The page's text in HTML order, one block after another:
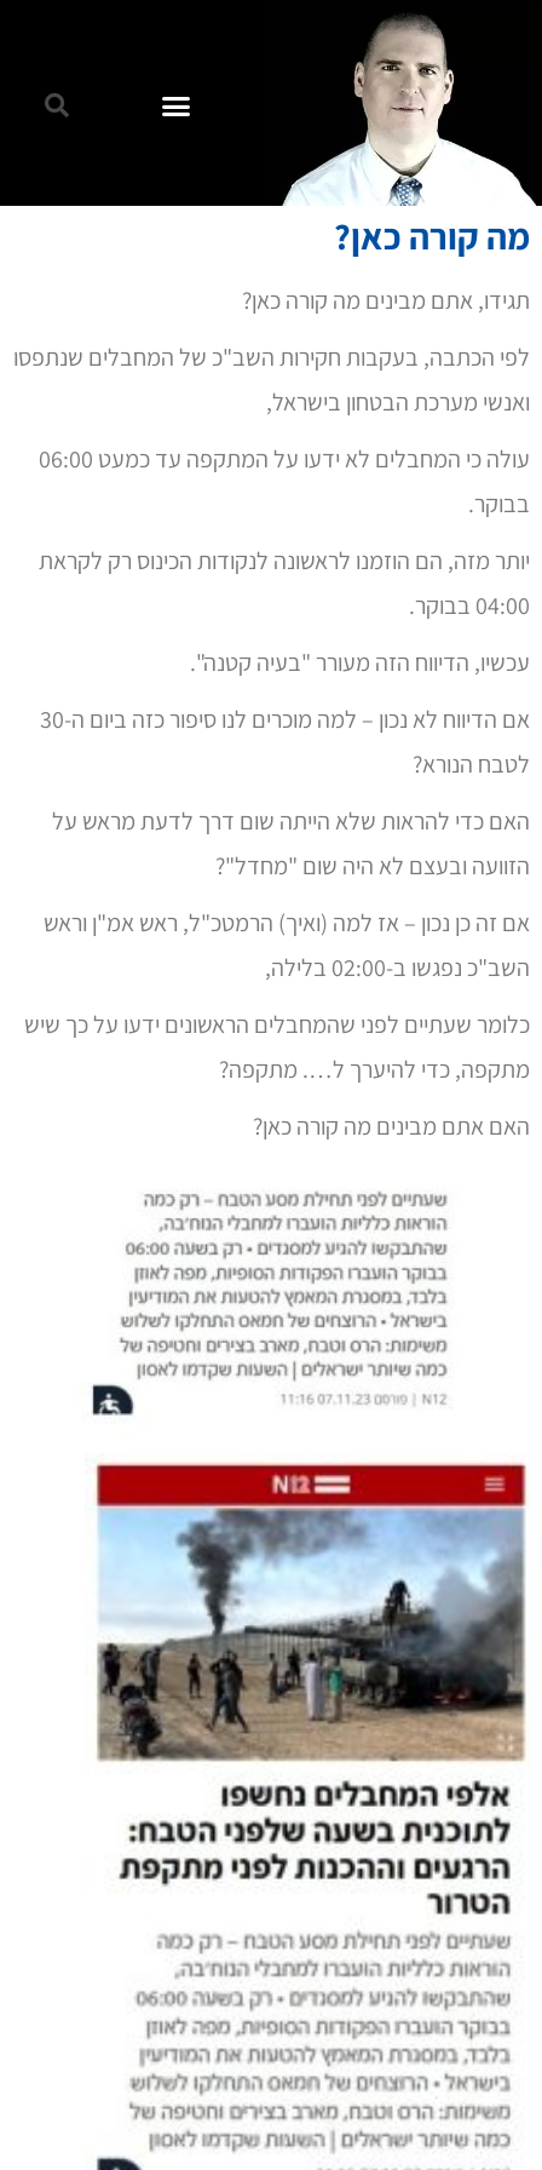
מה קורה כאן?
תגידו, אתם מבינים מה קורה כאן?
לפי הכתבה, בעקבות חקירות השב"כ של המחבלים שנתפסו
ואנשי מערכת הבטחון בישראל,
בבוקר.
יותר מזה, הם הוזמנו לראשונה לנקודות הכינוס רק לקראת
04:00 בבוקר.
עכשיו, הדיווח הזה מעורר "בעיה קטנה".
אם הדיווח לא נכון – למה מוכרים לנו סיפור כזה ביום ה-30
לטבח הנורא?
האם כדי להראות שלא הייתה שום דרך לדעת מראש על
הזוועה ובעצם לא היה שום "מחדל"?
אם זה כן נכון – אז למה (ואיך) הרמטכ"ל, ראש אמ"ן וראש
השב"כ נפגשו ב-02:00 בלילה,
כלומר שעתיים לפני שהמחבלים הראשונים ידעו על כך שיש
מתקפה, כדי להיערך ל…. מתקפה?
האם אתם מבינים מה קורה כאן?
תמונה: צילום מסך מתוך אתר N12